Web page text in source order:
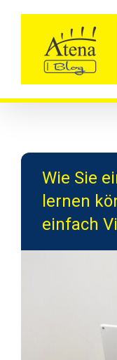
Wie Sie
lernen
einfach